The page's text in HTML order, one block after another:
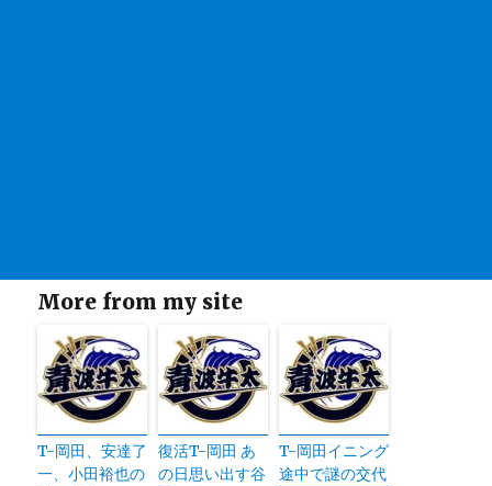
More from my site
T-岡田、安達了
一、小田裕也の
復活T-岡田 あ
の日思い出す谷
T-岡田イニング
途中で謎の交代